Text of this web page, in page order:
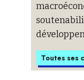
Toutes ses